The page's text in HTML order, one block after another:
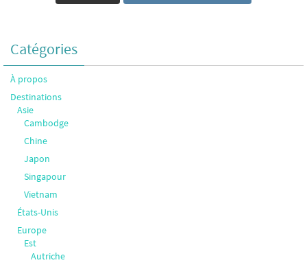
Catégories
À propos
Destinations
Asie
Cambodge
Chine
Japon
Singapour
Vietnam
États-Unis
Europe
Est
Autriche